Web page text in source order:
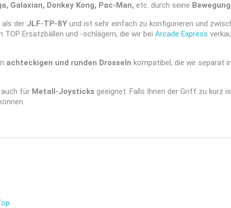
Galaxian, Donkey Kong, Pac-Man, etc. durch seine
als der JLF-TP-8Y und ist sehr einfach zu konfigurieren und
TOP Ersatzbällen und -schlägern, die wir bei Arcade Express
achteckigen und runden Drosseln kompatibel, die wir separat
für Metall-Joysticks geeignet. Falls Ihnen der Griff zu kurz